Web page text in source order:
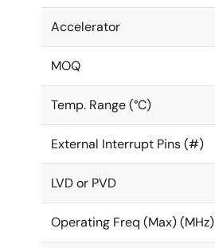
Accelerator
MOQ
Temp. Range (°C)
External Interrupt Pins (#)
LVD or PVD
Operating Freq (Max) (MHz)